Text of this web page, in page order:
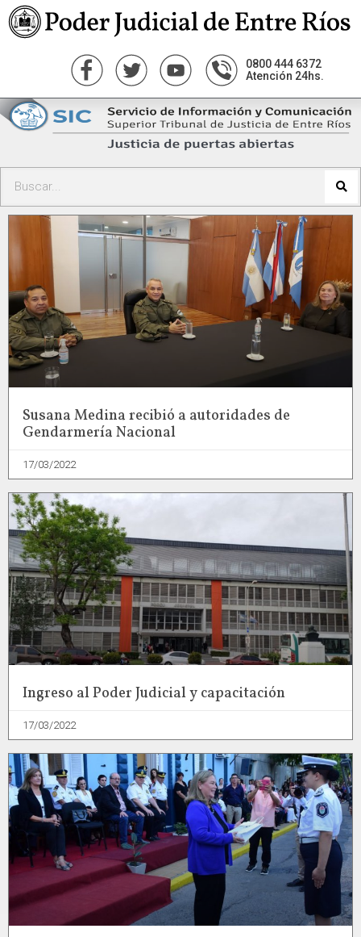
0800 444 6372
Atención 24hs.
Susana Medina recibió a autoridades de
Gendarmería Nacional
17/03/2022
Ingreso al Poder Judicial y capacitación
17/03/2022